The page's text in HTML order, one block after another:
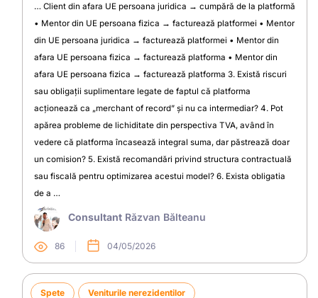
… Client din afara UE persoana juridica → cumpără de la platformă
• Mentor din UE persoana fizica → facturează platformei • Mentor
din UE persoana juridica → facturează platformei • Mentor din
afara UE persoana fizica → facturează platforma • Mentor din
afara UE persoana fizica → facturează platforma 3. Există riscuri
sau obligații suplimentare legate de faptul că platforma
acționează ca „merchant of record” și nu ca intermediar? 4. Pot
apărea probleme de lichiditate din perspectiva TVA, având în
vedere că platforma încasează integral suma, dar păstrează doar
un comision? 5. Există recomandări privind structura contractuală
sau fiscală pentru optimizarea acestui model? 6. Exista obligatia
de a …
Consultant Răzvan Bălteanu
86 04/05/2026
Spete Veniturile nerezidentilor